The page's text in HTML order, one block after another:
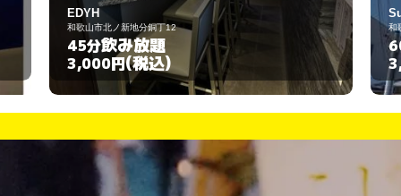
Sunny
和歌山市畑屋敷葛屋丁24
60分 飲み放題
3,000円(税込)